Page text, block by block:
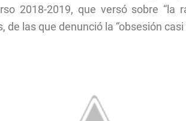
2018-2019, que versó sobre “la
las que denunció la “obsesión